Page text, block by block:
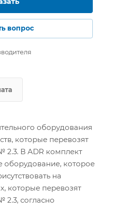
вопрос
оборудования
которые перевозят
2.3. В ADR комплект
оборудование, которое
на
которые перевозят
2.3, согласно